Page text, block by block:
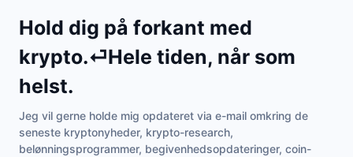
Ny
Krypto
Politik
Krypto-ETF'er
Bitcoin ETF'er
Ethereum ETF'er
Teknisk analyse
CMC MCP
x402
Learn
Nyheder
Undersøgelser
Hold dig på forkant med
krypto.⏎Hele tiden, når som
helst.
Jeg vil gerne holde mig opdateret via e-mail omkring de
seneste kryptonyheder, krypto-research,
belønningsprogrammer, begivenhedsopdateringer, coin-